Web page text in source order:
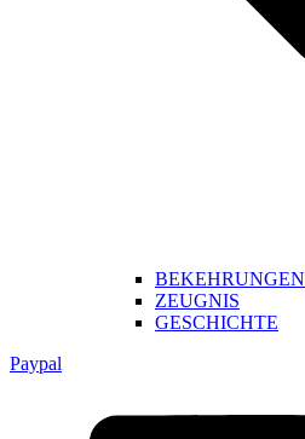
BEKEHRUNGEN
ZEUGNIS
GESCHICHTE
Paypal